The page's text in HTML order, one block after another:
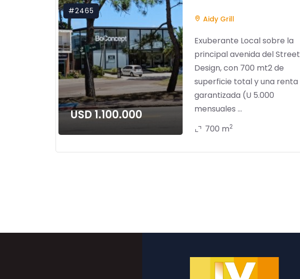
#2465
USD 1.100.000
Aidy Grill
Exuberante Local sobre la
principal avenida del Street
Design, con 700 mt2 de
superficie total y una renta
garantizada (U 5.000
mensuales ...
700 m2